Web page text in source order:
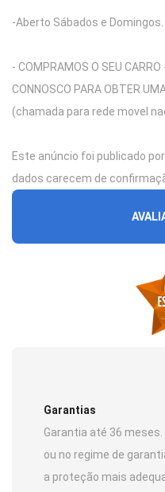
-Aberto Sábados e Domingos.
- COMPRAMOS O SEU
CONNOSCO PARA OBTER
(chamada para rede movel
Este anúncio foi publicado
dados carecem de
Garantias
Garantia até 36
ou no regime de
a proteção mais